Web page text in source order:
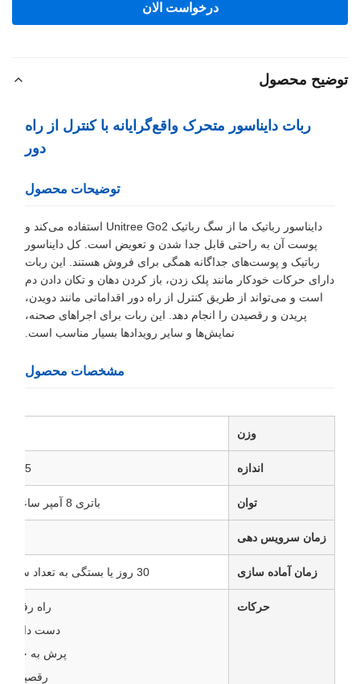
درخواست الان
توضیح محصول
ربات دایناسور متحرک واقع‌گرایانه با کنترل از راه
دور
توضیحات محصول
دایناسور رباتیک ما از سگ رباتیک Unitree Go2 استفاده می‌کند و
پوست آن به راحتی قابل جدا شدن و تعویض است. کل دایناسور
رباتیک و پوست‌های جداگانه همگی برای فروش هستند. این ربات
دارای حرکات خودکار مانند پلک زدن، باز کردن دهان و تکان دادن دم
است و می‌تواند از طریق کنترل از راه دور اقداماتی مانند دویدن،
پریدن و رقصیدن را انجام دهد. این ربات برای اجراهای صحنه،
نمایش‌ها و سایر رویدادها بسیار مناسب است.
مشخصات محصول
وزن
اندازه 1.5 متر طول
توان باتری 8 آمپر ساعت 30 ولت
زمان سرویس دهی
زمان آماده سازی 30 روز یا بستگی به تعداد سفارش دارد
حرکات
راه رفتن
دست دادن
پرش به جلو
رقصیدن